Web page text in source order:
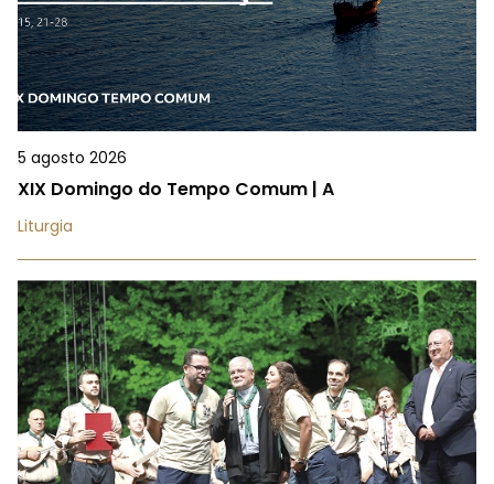
5 agosto 2026
XIX Domingo do Tempo Comum | A
Liturgia